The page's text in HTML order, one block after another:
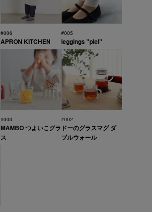
#006
APRON KITCHEN
#005
leggings "piel"
#003
MAMBO つよいこグラ
ス
#002
ドーのグラスマグ ダ
ブルウォール